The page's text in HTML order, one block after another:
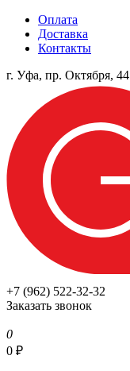
Оплата
Доставка
Контакты
г. Уфа, пр. Октября, 44
+7 (962) 522-32-32
Заказать звонок
0
0 ₽